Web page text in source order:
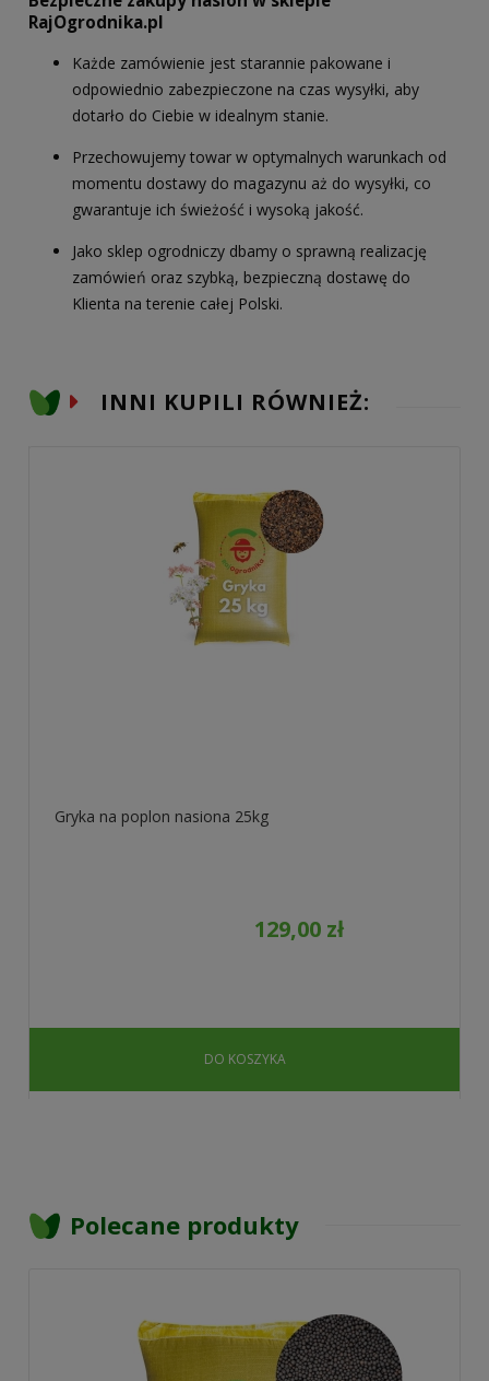
RajOgrodnika.pl
Każde zamówienie jest starannie pakowane i
odpowiednio zabezpieczone na czas wysyłki, aby
dotarło do Ciebie w idealnym stanie.
Przechowujemy towar w optymalnych warunkach od
momentu dostawy do magazynu aż do wysyłki, co
gwarantuje ich świeżość i wysoką jakość.
Jako sklep ogrodniczy dbamy o sprawną realizację
zamówień oraz szybką, bezpieczną dostawę do
Klienta na terenie całej Polski.
INNI KUPILI RÓWNIEŻ:
Gryka na poplon nasiona 25kg
129,00 zł
DO KOSZYKA
Polecane produkty